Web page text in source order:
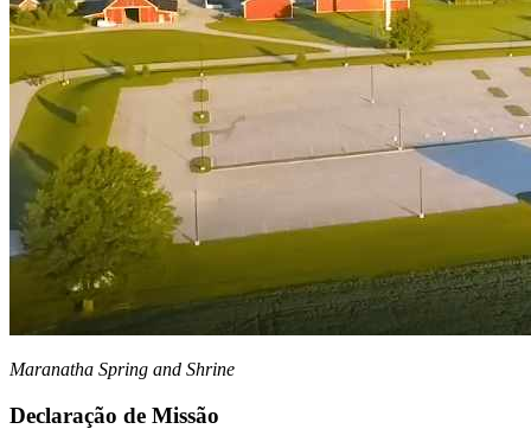
Maranatha Spring and Shrine
Declaração de Missão